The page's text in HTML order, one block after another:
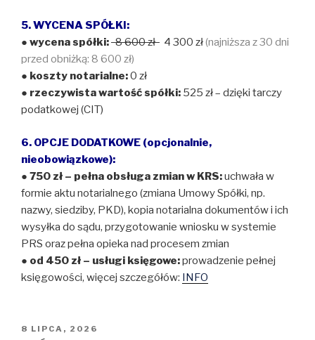
5. WYCENA SPÓŁKI:
● wycena spółki:8 600 zł 4 300 zł(najniższa z 30 dni
przed obniżką: 8 600 zł)
● koszty notarialne:0 zł
● rzeczywista wartość spółki: 525 zł – dzięki tarczy
podatkowej (CIT)
6. OPCJE DODATKOWE (opcjonalnie,
nieobowiązkowe):
● 750 zł – pełna obsługa zmian w KRS:uchwała w
formie aktu notarialnego (zmiana Umowy Spółki, np.
nazwy, siedziby, PKD), kopia notarialna dokumentów i ich
wysyłka do sądu, przygotowanie wniosku w systemie
PRS oraz pełna opieka nad procesem zmian
● od 450 zł – usługi księgowe:prowadzenie pełnej
księgowości, więcej szczegółów: INFO
OPUBLIKOWANE
8 LIPCA, 2026